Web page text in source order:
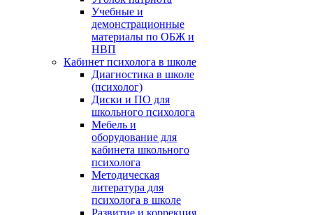
Учебные и
демонстрационные
материалы по ОБЖ и
НВП
Кабинет психолога в школе
Диагностика в школе
(психолог)
Диски и ПО для
школьного психолога
Мебель и
оборудование для
кабинета школьного
психолога
Методическая
литература для
психолога в школе
Развитие и коррекция